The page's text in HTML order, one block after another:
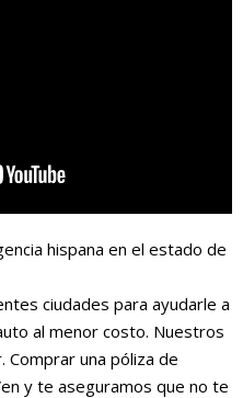
hispana en el estado de
ciudades para ayudarle a
al menor costo. Nuestros
Comprar una póliza de
y te aseguramos que no te